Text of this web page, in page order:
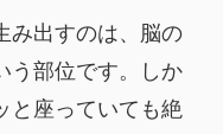
み出すのは、脳の
う部位です。しか
と座っていても絶